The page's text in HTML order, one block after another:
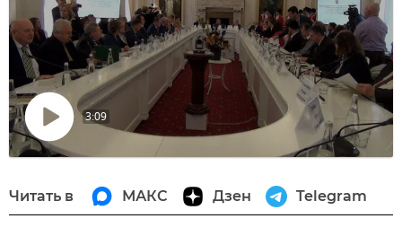
Воспроизвести
3:09
Читать в МАКС Дзен Telegram